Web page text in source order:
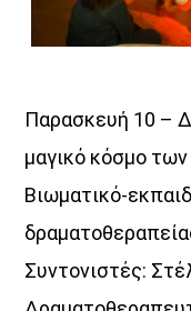
Παρασκευή 10 –
μαγικό κόσμο
Βιωματικό-
Συντονιστές: